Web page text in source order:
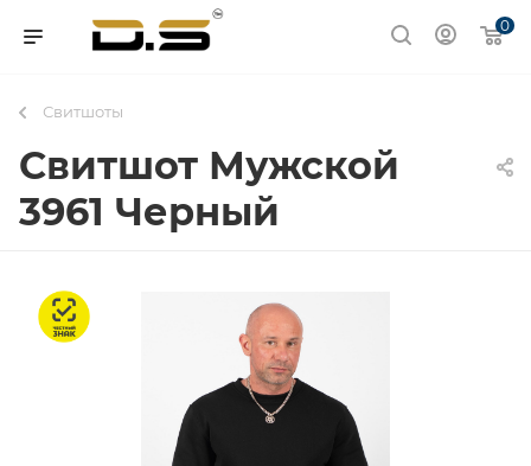
0
Свитшоты
Свитшот Мужской
3961 Черный
Честный знак